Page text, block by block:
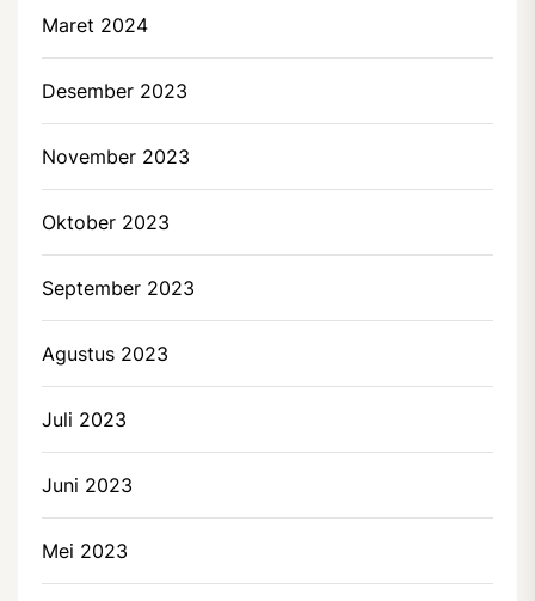
Maret 2024
Desember 2023
November 2023
Oktober 2023
September 2023
Agustus 2023
Juli 2023
Juni 2023
Mei 2023